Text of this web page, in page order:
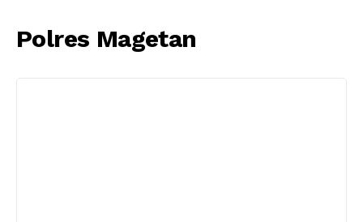
Polres Magetan